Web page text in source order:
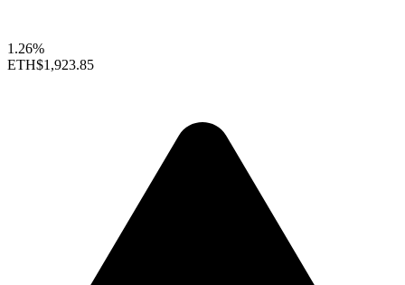
1.26%
ETH$1,923.85